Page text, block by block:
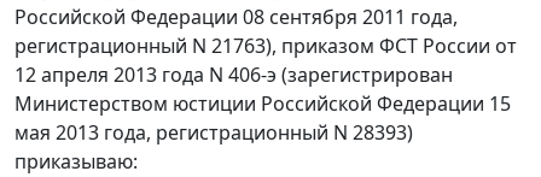
Российской Федерации 08 сентября 2011 года,
регистрационный N 21763), приказом ФСТ России от
12 апреля 2013 года N 406-э (зарегистрирован
Министерством юстиции Российской Федерации 15
мая 2013 года, регистрационный N 28393)
приказываю: